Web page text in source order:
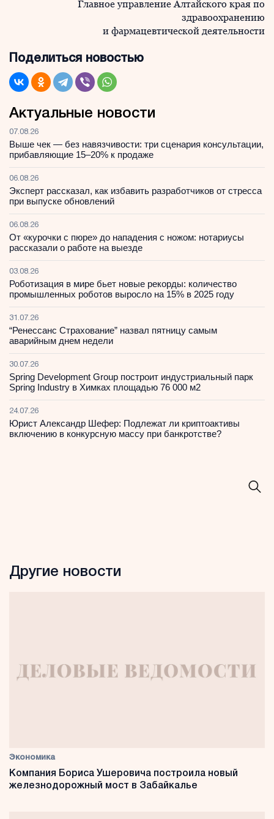
Главное управление Алтайского края по
здравоохранению
и фармацевтической деятельности
Поделиться новостью
Актуальные новости
07.08.26
Выше чек — без навязчивости: три сценария консультации,
прибавляющие 15–20% к продаже
06.08.26
Эксперт рассказал, как избавить разработчиков от стресса
при выпуске обновлений
06.08.26
От «курочки с пюре» до нападения с ножом: нотариусы
рассказали о работе на выезде
03.08.26
Роботизация в мире бьет новые рекорды: количество
промышленных роботов выросло на 15% в 2025 году
31.07.26
“Ренессанс Страхование” назвал пятницу самым
аварийным днем недели
30.07.26
Spring Development Group построит индустриальный парк
Spring Industry в Химках площадью 76 000 м2
24.07.26
Юрист Александр Шефер: Подлежат ли криптоактивы
включению в конкурсную массу при банкротстве?
Другие новости
Экономика
Компания Бориса Ушеровича построила новый
железнодорожный мост в Забайкалье